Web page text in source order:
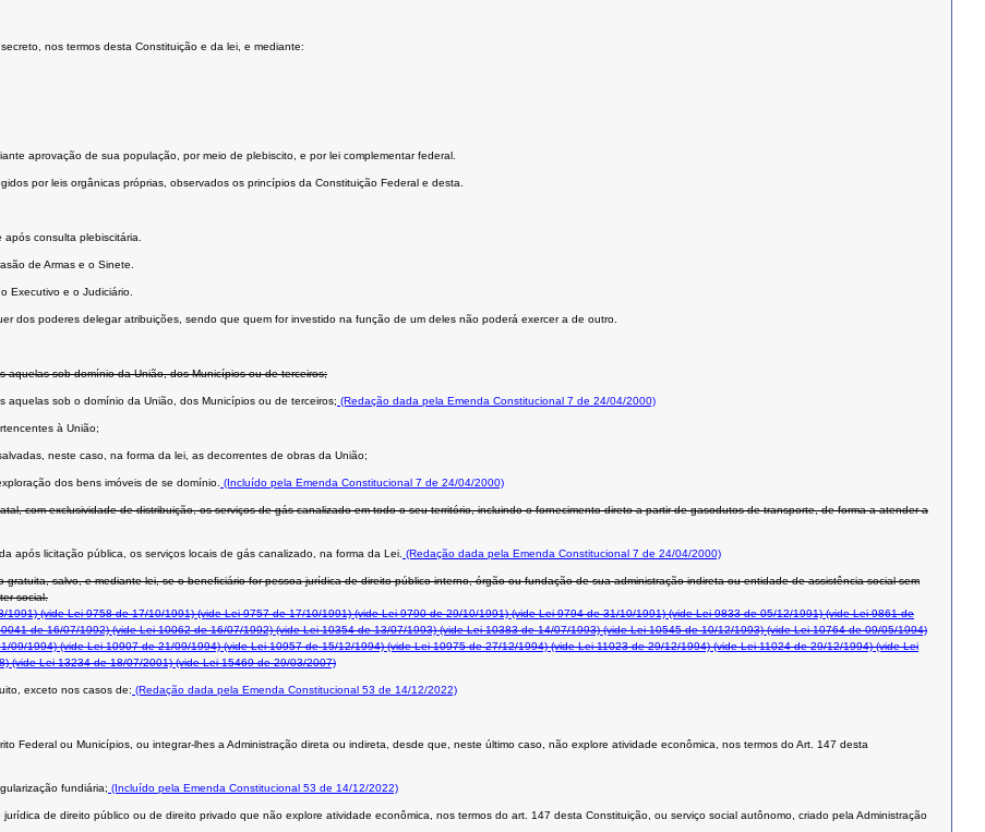
nos termos desta Constituição e da lei, e mediante:
aprovação de sua população, por meio de plebiscito, e por lei complementar federal.
por leis orgânicas próprias, observados os princípios da Constituição Federal e desta.
consulta plebiscitária.
de Armas e o Sinete.
Executivo e o Judiciário.
dos poderes delegar atribuições, sendo que quem for investido na função de um deles não poderá exercer a de outro.
aquelas sob domínio da União, dos Municípios ou de terceiros;
sob o domínio da União, dos Municípios ou de terceiros; (Redação dada pela Emenda Constitucional 7 de 24/04/2000)
à União;
neste caso, na forma da lei, as decorrentes de obras da União;
dos bens imóveis de se domínio. (Incluído pela Emenda Constitucional 7 de 24/04/2000)
com exclusividade de distribuição, os serviços de gás canalizado em todo o seu território, incluindo o fornecimento direto a partir de gasodutos de transporte, de forma a atender a
após licitação pública, os serviços locais de gás canalizado, na forma da Lei. (Redação dada pela Emenda Constitucional 7 de 24/04/2000)
salvo, e mediante lei, se o beneﬁciário for pessoa jurídica de direito público interno, órgão ou fundação de sua administração indireta ou entidade de assistência social sem
social.
1991)(vide Lei 9758 de 17/10/1991)(vide Lei 9757 de 17/10/1991)(vide Lei 9790 de 29/10/1991)(vide Lei 9794 de 31/10/1991)(vide Lei 9833 de 05/12/1991)(vide Lei 9861 de
de 16/07/1992)(vide Lei 10062 de 16/07/1992)(vide Lei 10354 de 13/07/1993)(vide Lei 10383 de 14/07/1993)(vide Lei 10545 de 10/12/1993)(vide Lei 10764 de 09/05/1994)
09/1994)(vide Lei 10907 de 21/09/1994)(vide Lei 10957 de 15/12/1994)(vide Lei 10975 de 27/12/1994)(vide Lei 11023 de 29/12/1994)(vide Lei 11024 de 29/12/1994)(vide Lei
(vide Lei 13234 de 18/07/2001)(vide Lei 15469 de 29/03/2007)
exceto nos casos de: (Redação dada pela Emenda Constitucional 53 de 14/12/2022)
Federal ou Municípios, ou integrar-lhes a Administração direta ou indireta, desde que, neste último caso, não explore atividade econômica, nos termos do Art. 147 desta
fundiária; (Incluído pela Emenda Constitucional 53 de 14/12/2022)
de direito público ou de direito privado que não explore atividade econômica, nos termos do art. 147 desta Constituição, ou serviço social autônomo, criado pela Administração